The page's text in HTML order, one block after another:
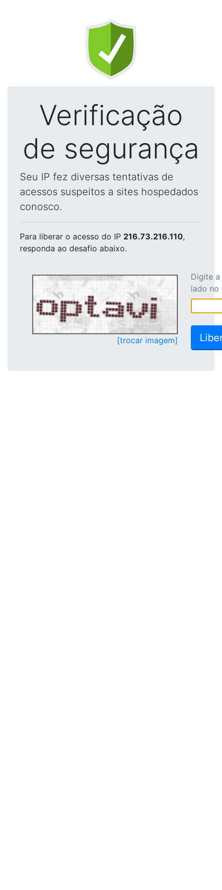
Verificação
de segurança
Seu IP fez diversas tentativas de
acessos suspeitos a sites hospedados
conosco.
Para liberar o acesso do IP 216.73.216.110,
responda ao desafio abaixo.
[trocar imagem]
Digite
lado no